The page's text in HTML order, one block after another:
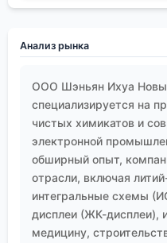
определять лицо
Анализ рынка
ООО Шэньян Ихуа
специализируется на
чистых химикатов и
электронной
обширный опыт,
отрасли, включая
интегральные схемы
дисплеи (ЖК-дисплеи),
медицину,